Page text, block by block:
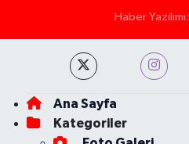
Haber Yazılımı:
Ana Sayfa
Kategoriler